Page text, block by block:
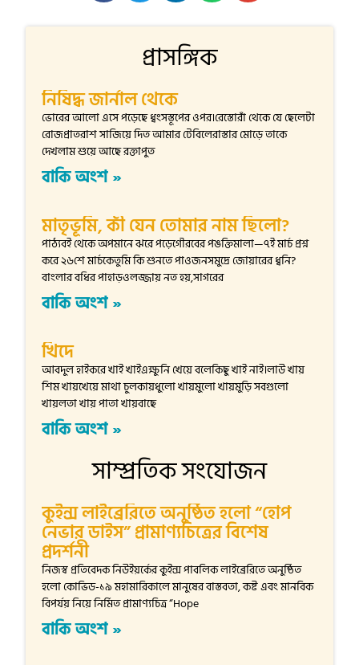
প্রাসঙ্গিক
নিষিদ্ধ জার্নাল থেকে
ভোরের আলো এসে পড়েছে ধ্বংসস্তূপের ওপর।রেস্তোরাঁ থেকে যে ছেলেটা
রোজপ্রাতরাশ সাজিয়ে দিত আমার টেবিলেরাস্তার মোড়ে তাকে
দেখলাম শুয়ে আছে রক্তাপুত
বাকি অংশ »
মাতৃভূমি, কী যেন তোমার নাম ছিলো?
পাঠ্যবই থেকে অপমানে ঝরে পড়েগৌরবের পঙক্তিমালা—৭ই মার্চ প্রশ্ন
করে ২৬শে মার্চকেতুমি কি শুনতে পাওজনসমুদ্রে জোয়ারের ধ্বনি?
বাংলার বধির পাহাড়ওলজ্জায় নত হয়,সাগরের
বাকি অংশ »
খিদে
আবদুল হাইকরে খাই খাইএক্ষুনি খেয়ে বলেকিছু খাই নাই।লাউ খায়
শিম খায়খেয়ে মাথা চুলকায়ধুলো খায়মুলো খায়মুড়ি সবগুলো
খায়লতা খায় পাতা খায়বাছে
বাকি অংশ »
সাম্প্রতিক সংযোজন
কুইন্স লাইব্রেরিতে অনুষ্ঠিত হলো “হোপ
নেভার ডাইস” প্রামাণ্যচিত্রের বিশেষ
প্রদর্শনী
নিজস্ব প্রতিবেদক নিউইয়র্কের কুইন্স পাবলিক লাইব্রেরিতে অনুষ্ঠিত
হলো কোভিড-১৯ মহামারিকালে মানুষের বাস্তবতা, কষ্ট এবং মানবিক
বিপর্যয় নিয়ে নির্মিত প্রামাণ্যচিত্র “Hope
বাকি অংশ »